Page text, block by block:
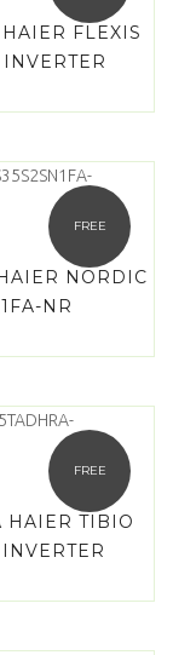
FLEXIS
INVERTER
FREE
NORDIC
NR
FREE
TIBIO